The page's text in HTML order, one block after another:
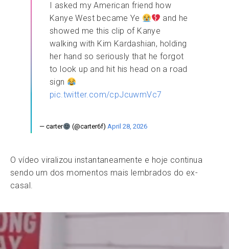
I asked my American friend how
Kanye West became Ye
and he
showed me this clip of Kanye
walking with Kim Kardashian, holding
her hand so seriously that he forgot
to look up and hit his head on a road
sign
pic.twitter.com/cpJcuwmVc7
— carter (@carter6f) April 28, 2026
O vídeo viralizou instantaneamente e hoje continua
sendo um dos momentos mais lembrados do ex-
casal.